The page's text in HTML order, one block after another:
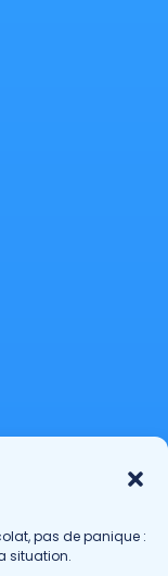
pas de panique :
situation.